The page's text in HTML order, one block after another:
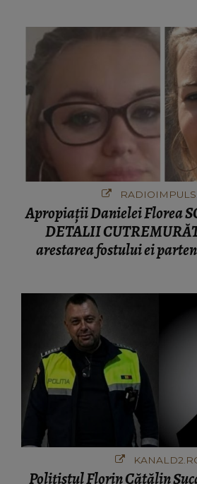
Apropiații Danielei Florea
DETALII
arestarea fostului ei
rău că nu am reușit să fac
Polițistul Florin Cătălin